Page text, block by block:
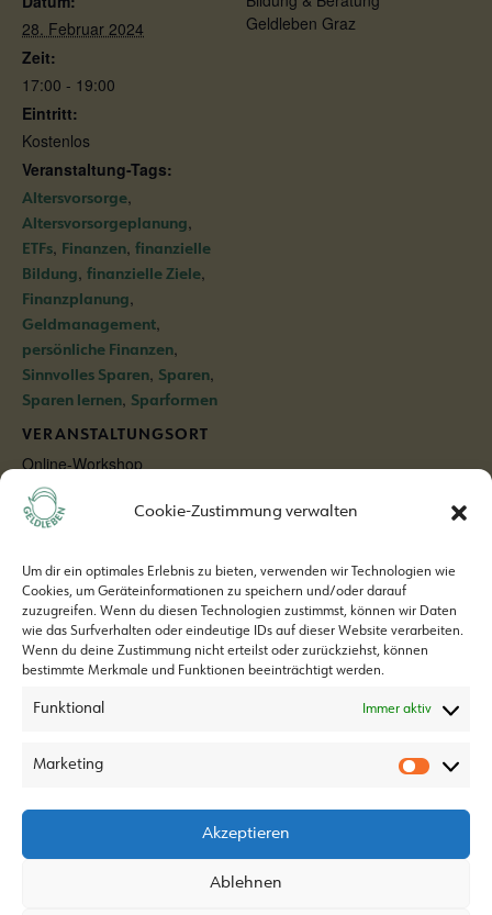
Cookie-Zustimmung verwalten
Um dir ein optimales Erlebnis zu bieten, verwenden wir Technologien wie
Cookies, um Geräteinformationen zu speichern und/oder darauf
zuzugreifen. Wenn du diesen Technologien zustimmst, können wir Daten
wie das Surfverhalten oder eindeutige IDs auf dieser Website verarbeiten.
Wenn du deine Zustimmung nicht erteilst oder zurückziehst, können
bestimmte Merkmale und Funktionen beeinträchtigt werden.
Funktional Immer aktiv
Marketing
Akzeptieren
Ablehnen
28. Februar 2024
Zeit:
17:00 - 19:00
Eintritt:
Kostenlos
Veranstaltung-Tags:
Altersvorsorge,
Altersvorsorgeplanung,
ETFs, Finanzen, finanzielle
Bildung, finanzielle Ziele,
Finanzplanung,
Geldmanagement,
persönliche Finanzen,
Sinnvolles Sparen, Sparen,
Sparen lernen, Sparformen
VERANSTALTUNGSORT
Online-Workshop
Geldleben Graz
Spielenachmittag
Open House – komm und lern
Geldleben ist ein Projekt von
info@geldleben.at Datenschutz